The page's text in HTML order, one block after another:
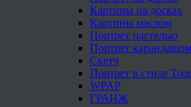
Картины на досках
Картины маслом
Портрет пастелью
Портрет
Скетч
Портрет в стиле
WPAP
ГРАНЖ